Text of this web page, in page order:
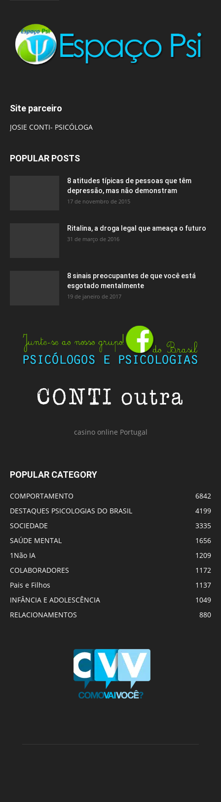
Site parceiro
JOSIE CONTI- PSICÓLOGA
POPULAR POSTS
8 atitudes típicas de pessoas que têm
depressão, mas não demonstram
17 de novembro de 2015
Ritalina, a droga legal que ameaça o futuro
31 de março de 2016
8 sinais preocupantes de que você está
esgotado mentalmente
19 de janeiro de 2017
casino online Portugal
POPULAR CATEGORY
COMPORTAMENTO
6842
DESTAQUES PSICOLOGIAS DO BRASIL
4199
SOCIEDADE
3335
SAÚDE MENTAL
1656
1Não IA
1209
COLABORADORES
1172
Pais e Filhos
1137
INFÂNCIA E ADOLESCÊNCIA
1049
RELACIONAMENTOS
880